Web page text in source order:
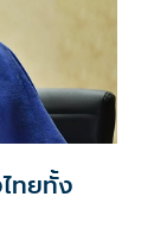
ทยทั้ง